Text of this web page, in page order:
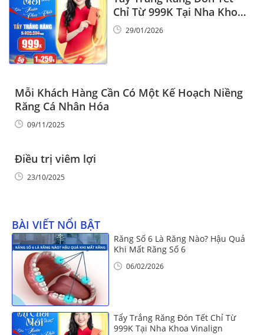
Chỉ Từ 999K Tại Nha Khoa
Vinalign
29/01/2026
Mỗi Khách Hàng Cần Có Một Kế Hoạch Niềng
Răng Cá Nhân Hóa
09/11/2025
Điều trị viêm lợi
23/10/2025
BÀI VIẾT NỔI BẬT
Răng Số 6 Là Răng Nào? Hậu Quả
Khi Mất Răng Số 6
06/02/2026
Tẩy Trắng Răng Đón Tết Chỉ Từ
999K Tại Nha Khoa Vinalign